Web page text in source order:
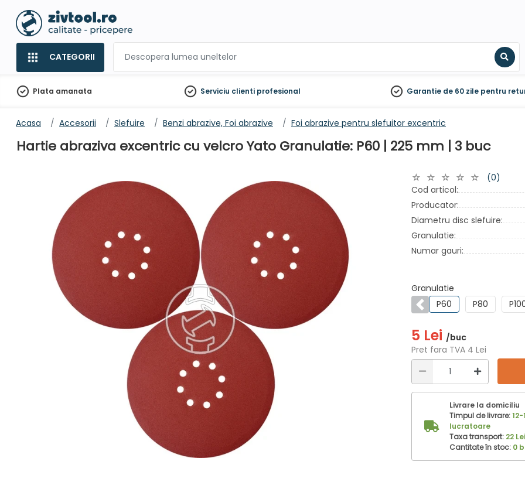
CATEGORII
Plata amanata Serviciu clienti profesional Garantie de 60 zile pentru
Acasa Accesorii Slefuire Benzi abrazive, Foi abrazive Foi abrazive pentru slefuitor excentric
Hartie abraziva excentric cu velcro Yato Granulatie: P60 | 225 mm | 3 buc
(0)
Cod articol:
Producator:
Diametru disc slefuire:
Granulatie:
Numar gauri:
Granulatie
Anterior
P60 P80
5 Lei /buc
Pret fara TVA 4 Lei
Livrare la domiciliu
Timpul de livrare:
lucratoare
Taxa transport: 22 Lei
Cantitate în stoc: 0